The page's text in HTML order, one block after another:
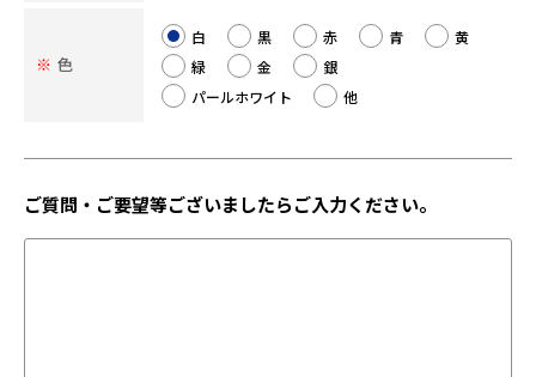
※ 色
白 黒 赤 青
黄
緑
金
銀
パールホワイト
他
ご質問・ご要望等ございましたらご入力ください。